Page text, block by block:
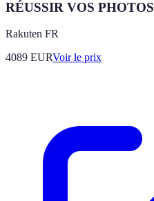
RÉUSSIR VOS PHOTOS
Rakuten FR
4089 EURVoir le prix